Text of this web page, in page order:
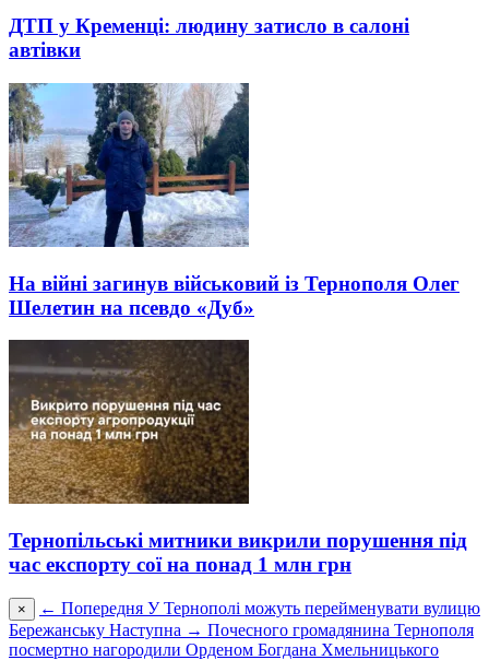
ДТП у Кременці: людину затисло в салоні
автівки
На війні загинув військовий із Тернополя Олег
Шелетин на псевдо «Дуб»
Тернопільські митники викрили порушення під
час експорту сої на понад 1 млн грн
× ← Попередня У Тернополі можуть перейменувати вулицю
Бережанську Наступна → Почесного громадянина Тернополя
посмертно нагородили Орденом Богдана Хмельницького